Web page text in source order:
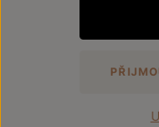
Zákaz prodeje